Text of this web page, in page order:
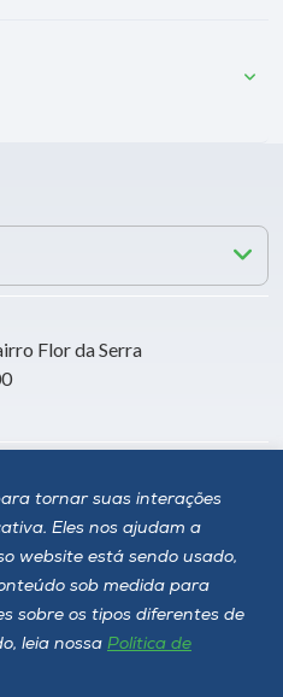
tornar suas interações
Eles nos ajudam a
website está sendo usado,
sob medida para
sobre os tipos diferentes de
leia nossa Política de
Flor da Serra